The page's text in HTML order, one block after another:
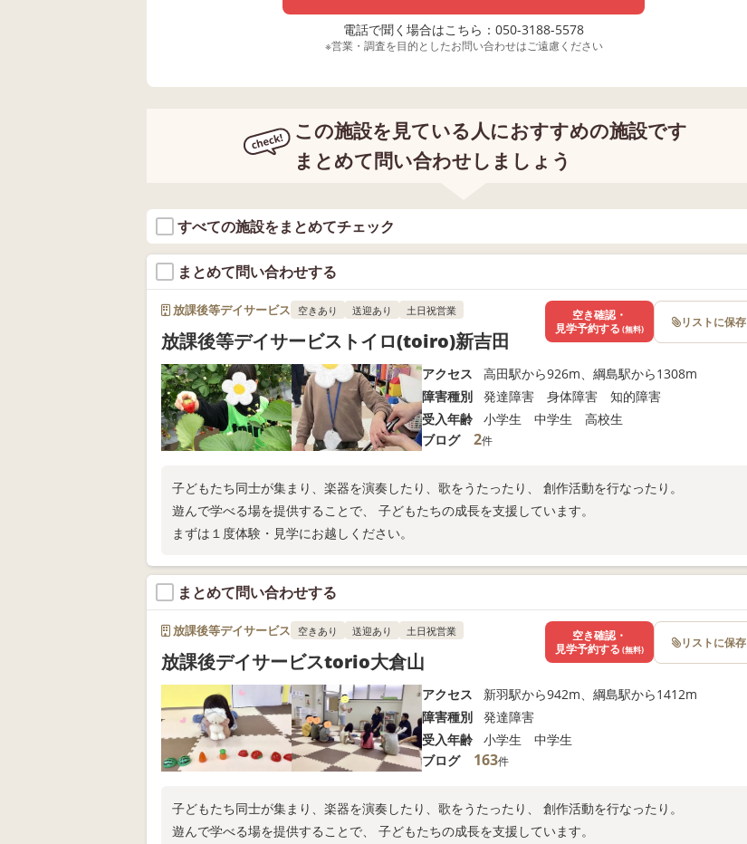
電話で聞く場合はこちら：050-3188-5578
※営業・調査を目的としたお問い合わせはご遠慮ください
この施設を見ている人におすすめの施設です
まとめて問い合わせしましょう
すべての施設をまとめてチェック
まとめて問い合わせする
放課後等デイサービス 空きあり 送迎あり 土日祝営業
放課後等デイサービストイロ(toiro)新吉田
アクセス
高田駅から926m、綱島駅から1308m
障害種別
発達障害 身体障害 知的障害
受入年齢
小学生 中学生 高校生
ブログ
2件
子どもたち同士が集まり、楽器を演奏したり、歌をうたったり、 創作活動を行なったり。
遊んで学べる場を提供することで、 子どもたちの成長を支援しています。
まずは１度体験・見学にお越しください。
空き確認・
見学予約する (無料) リストに保存
まとめて問い合わせする
放課後等デイサービス 空きあり 送迎あり 土日祝営業
放課後デイサービスtorio大倉山
アクセス
新羽駅から942m、綱島駅から1412m
障害種別
発達障害
受入年齢
小学生 中学生
ブログ
163件
子どもたち同士が集まり、楽器を演奏したり、歌をうたったり、 創作活動を行なったり。
遊んで学べる場を提供することで、 子どもたちの成長を支援しています。
空き確認・
見学予約する (無料) リストに保存